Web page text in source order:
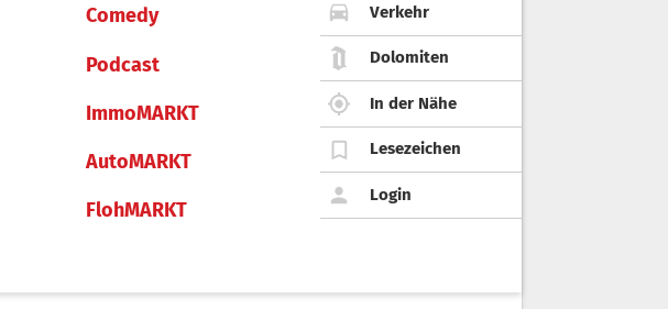
Comedy
Podcast
ImmoMARKT
AutoMARKT
FlohMARKT
Verkehr
Dolomiten
In der Nähe
Lesezeichen
Login